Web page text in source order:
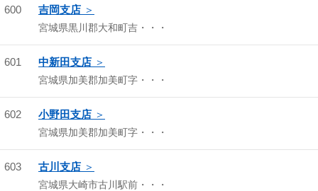
600 吉岡支店
宮城県黒川郡大和町吉・・・
601 中新田支店
宮城県加美郡加美町字・・・
602 小野田支店
宮城県加美郡加美町字・・・
603 古川支店
宮城県大崎市古川駅前・・・